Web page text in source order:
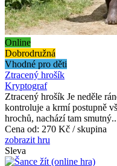
Online
Dobrodružná
Vhodné pro děti
Ztracený hrošík
Kryptograf
Ztracený hrošík Je neděle
kontroluje a krmí postupně
hrochů, nachází tam
Cena od: 270 Kč / skupina
zobrazit hru
Sleva